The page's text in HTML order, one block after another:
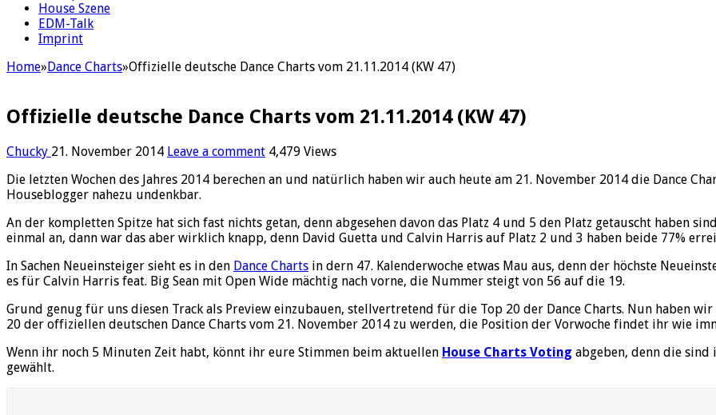
House Szene
EDM-Talk
Imprint
Home»Dance Charts»Offizielle deutsche Dance Charts vom 21.11.2014 (KW 47)
Offizielle deutsche Dance Charts vom 21.11.2014 (KW 47)
Chucky 21. November 2014 Leave a comment 4,479 Views
Die letzten Wochen des Jahres 2014 berechen an und natürlich haben wir auch heute am 21. November 2014 die Dance
Houseblogger nahezu undenkbar.
An der kompletten Spitze hat sich fast nichts getan, denn abgesehen davon das Platz 4 und 5 den Platz getauscht haben
einmal an, dann war das aber wirklich knapp, denn David Guetta und Calvin Harris auf Platz 2 und 3 haben beide 77%
In Sachen Neueinsteiger sieht es in den Dance Charts in dern 47. Kalenderwoche etwas Mau aus, denn der höchste
es für Calvin Harris feat. Big Sean mit Open Wide mächtig nach vorne, die Nummer steigt von 56 auf die 19.
Grund genug für uns diesen Track als Preview einzubauen, stellvertretend für die Top 20 der Dance Charts. Nun haben
20 der offiziellen deutschen Dance Charts vom 21. November 2014 zu werden, die Position der Vorwoche findet ihr wie
Wenn ihr noch 5 Minuten Zeit habt, könnt ihr eure Stimmen beim aktuellen House Charts Voting abgeben, denn die sind
gewählt.